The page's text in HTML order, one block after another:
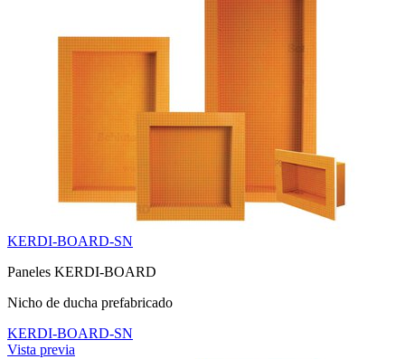
KERDI-BOARD-SN
Paneles KERDI-BOARD
Nicho de ducha prefabricado
KERDI-BOARD-SN
Vista previa